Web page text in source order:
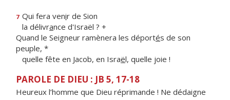
7 Qui fera venir de Sion
la délivrance d'Israël ? +
Quand le Seigneur ramènera les déportés de son
peuple, *
quelle fête en Jacob, en Israël, quelle joie !
PAROLE DE DIEU : JB 5, 17-18
Heureux l’homme que Dieu réprimande ! Ne dédaigne